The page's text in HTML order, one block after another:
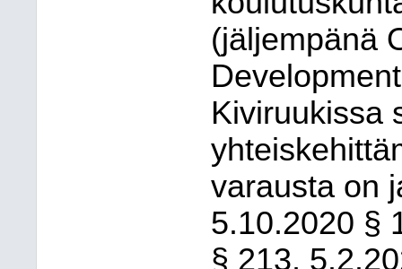
(jäljempänä
Kiviruukissa
varausta on
5.10.2020 §
§ 213,